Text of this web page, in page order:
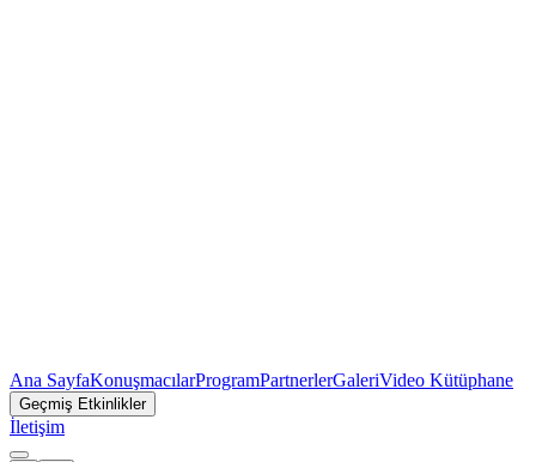
Ana SayfaKonuşmacılarProgramPartnerlerGaleriVideo Kütüphane
Geçmiş Etkinlikler
İletişim